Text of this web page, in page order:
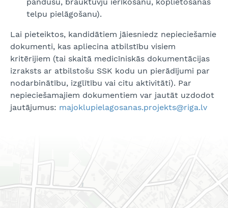
telpu pielāgošanu).
Lai pieteiktos, kandidātiem jāiesniedz nepieciešamie
dokumenti, kas apliecina atbilstību visiem
kritērijiem (tai skaitā medicīniskās dokumentācijas
izraksts ar atbilstošu SSK kodu un pierādījumi par
nodarbinātību, izglītību vai citu aktivitāti). Par
nepieciešamajiem dokumentiem var jautāt uzdodot
jautājumus: majoklupielagosanas.projekts@riga.lv